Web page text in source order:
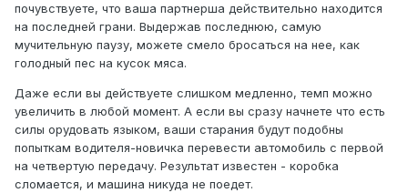
почувствуете, что ваша партнерша действительно находится
на последней грани. Выдержав последнюю, самую
мучительную паузу, можете смело бросаться на нее, как
голодный пес на кусок мяса.
Даже если вы действуете слишком медленно, темп можно
увеличить в любой момент. А если вы сразу начнете что есть
силы орудовать языком, ваши старания будут подобны
попыткам водителя-новичка перевести автомобиль с первой
на четвертую передачу. Результат известен - коробка
сломается, и машина никуда не поедет.